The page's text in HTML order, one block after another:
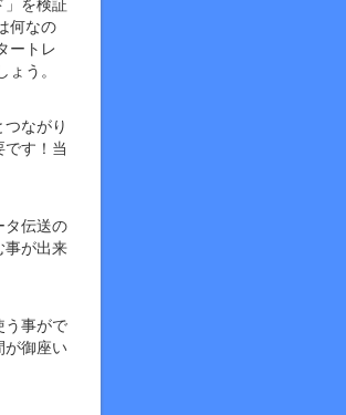
」を検証
何なの
ートレ
う。
ながり
す！当
タ伝送の
事が出来
う事がで
が御座い